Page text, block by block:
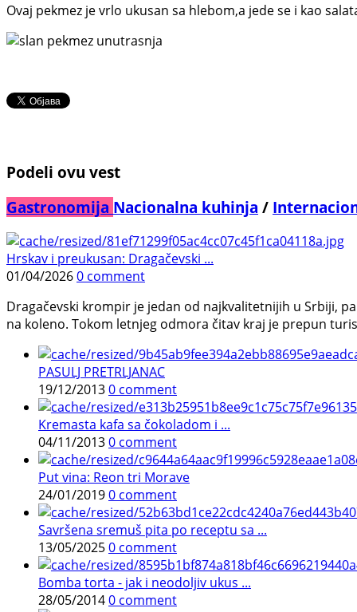
Ovaj pekmez je vrlo ukusan sa hlebom,a jede se i kao
Podeli ovu vest
Gastronomija Nacionalna kuhinja /
Hrskav i preukusan: Dragačevski ...
01/04/20260 comment
Dragačevski krompir je jedan od najkvalitetnijih u Srbiji,
na koleno. Tokom letnjeg odmora čitav kraj je prepun
PASULJ PRETRLJANAC
19/12/20130 comment
Kremasta kafa sa čokoladom i ...
04/11/20130 comment
Put vina: Reon tri Morave
24/01/20190 comment
Savršena sremuš pita po receptu sa ...
13/05/20250 comment
Bomba torta - jak i neodoljiv ukus ...
28/05/20140 comment